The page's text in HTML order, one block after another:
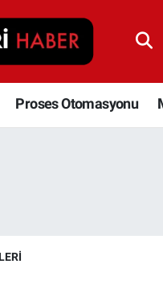
Proses Otomasyonu